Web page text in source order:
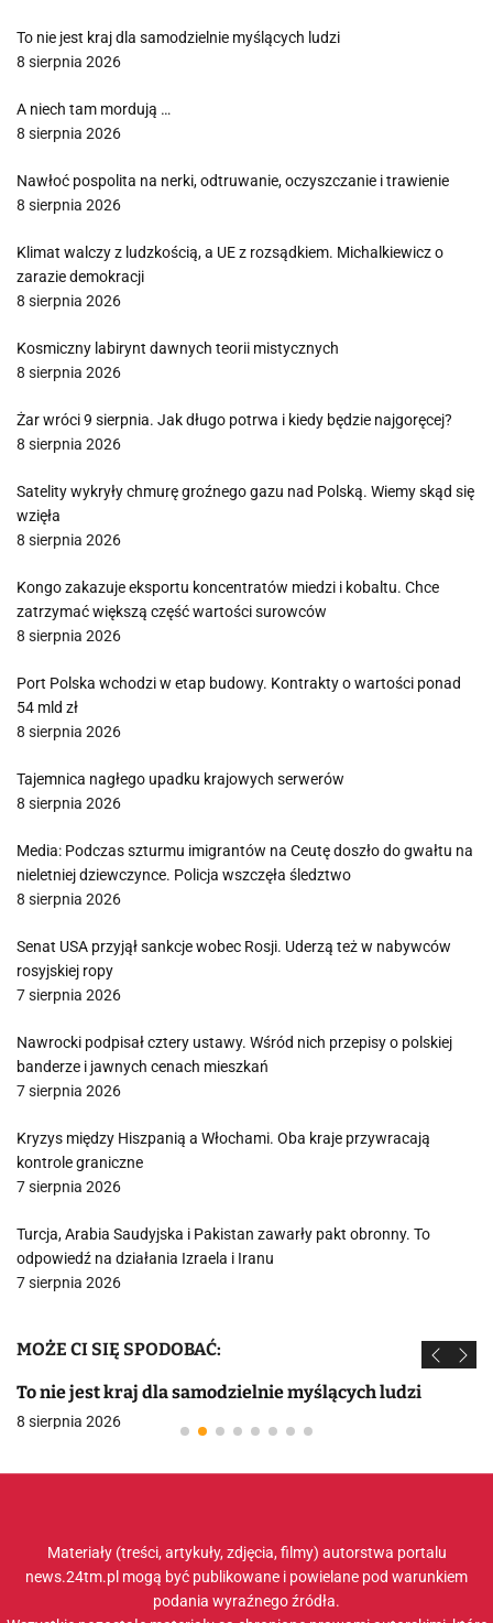
To nie jest kraj dla samodzielnie myślących ludzi
8 sierpnia 2026
A niech tam mordują …
8 sierpnia 2026
Nawłoć pospolita na nerki, odtruwanie, oczyszczanie i trawienie
8 sierpnia 2026
Klimat walczy z ludzkością, a UE z rozsądkiem. Michalkiewicz o
zarazie demokracji
8 sierpnia 2026
Kosmiczny labirynt dawnych teorii mistycznych
8 sierpnia 2026
Żar wróci 9 sierpnia. Jak długo potrwa i kiedy będzie najgoręcej?
8 sierpnia 2026
Satelity wykryły chmurę groźnego gazu nad Polską. Wiemy skąd się
wzięła
8 sierpnia 2026
Kongo zakazuje eksportu koncentratów miedzi i kobaltu. Chce
zatrzymać większą część wartości surowców
8 sierpnia 2026
Port Polska wchodzi w etap budowy. Kontrakty o wartości ponad
54 mld zł
8 sierpnia 2026
Tajemnica nagłego upadku krajowych serwerów
8 sierpnia 2026
Media: Podczas szturmu imigrantów na Ceutę doszło do gwałtu na
nieletniej dziewczynce. Policja wszczęła śledztwo
8 sierpnia 2026
Senat USA przyjął sankcje wobec Rosji. Uderzą też w nabywców
rosyjskiej ropy
7 sierpnia 2026
Nawrocki podpisał cztery ustawy. Wśród nich przepisy o polskiej
banderze i jawnych cenach mieszkań
7 sierpnia 2026
Kryzys między Hiszpanią a Włochami. Oba kraje przywracają
kontrole graniczne
7 sierpnia 2026
Turcja, Arabia Saudyjska i Pakistan zawarły pakt obronny. To
odpowiedź na działania Izraela i Iranu
7 sierpnia 2026
MOŻE CI SIĘ SPODOBAĆ:
To nie jest kraj dla samodzielnie myślących ludzi
8 sierpnia 2026
Materiały (treści, artykuły, zdjęcia, filmy) autorstwa portalu
news.24tm.pl mogą być publikowane i powielane pod warunkiem
podania wyraźnego źródła.